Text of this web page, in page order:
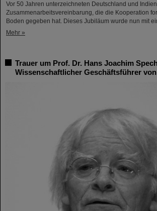
Vor 50 Jahren unterzeichneten Deutschland und
Zusammenarbeitsvereinbarung, die die Kooperation
Boden gegeben hat. Dieses Jubiläum wurde nun mit
Mehr »
Trauer um Prof. Dr. Hans Joachim
Wissenschaftlicher Geschäftsführer